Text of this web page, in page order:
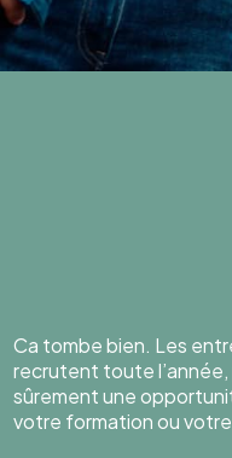
Ca tombe bien. Les
recrutent toute
sûrement une
votre formation ou